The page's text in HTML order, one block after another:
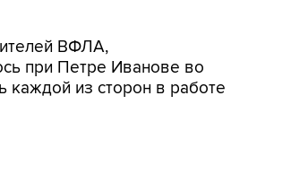
ВФЛА,
при Петре Иванове во
каждой из сторон в работе